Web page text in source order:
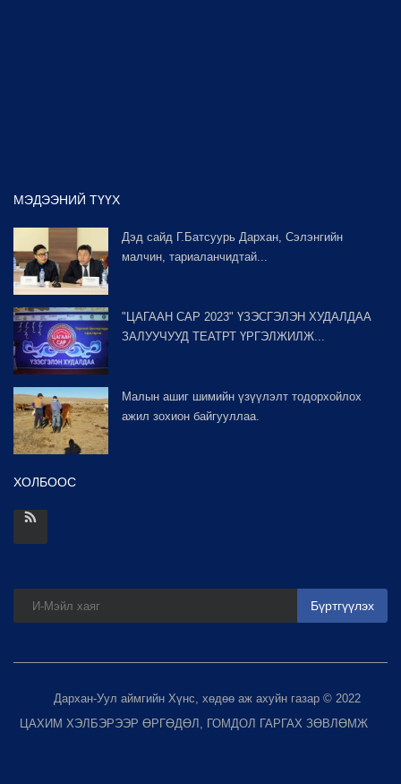
МЭДЭЭНИЙ ТҮҮХ
Дэд сайд Г.Батсуурь Дархан, Сэлэнгийн
малчин, тариаланчидтай...
"ЦАГААН САР 2023" ҮЗЭСГЭЛЭН ХУДАЛДАА
ЗАЛУУЧУУД ТЕАТРТ ҮРГЭЛЖИЛЖ...
Малын ашиг шимийн үзүүлэлт тодорхойлох
ажил зохион байгууллаа.
ХОЛБООС
Бүртгүүлэх
Дархан-Уул аймгийн Хүнс, хөдөө аж ахуйн газар © 2022
ЦАХИМ ХЭЛБЭРЭЭР ӨРГӨДӨЛ, ГОМДОЛ ГАРГАХ ЗӨВЛӨМЖ